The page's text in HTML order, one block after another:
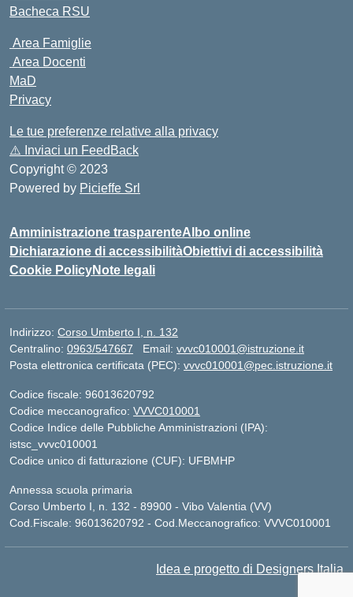
Bacheca RSU
Area Famiglie
Area Docenti
MaD
Privacy
Le tue preferenze relative alla privacy
⚠️ Inviaci un FeedBack
Copyright © 2023
Powered by Picieffe Srl
Amministrazione trasparenteAlbo online
Dichiarazione di accessibilitàObiettivi di accessibilità
Cookie PolicyNote legali
Indirizzo: Corso Umberto I, n. 132
Centralino: 0963/547667 Email: vvvc010001@istruzione.it
Posta elettronica certificata (PEC): vvvc010001@pec.istruzione.it
Codice fiscale: 96013620792
Codice meccanografico: VVVC010001
Codice Indice delle Pubbliche Amministrazioni (IPA):
istsc_vvvc010001
Codice unico di fatturazione (CUF): UFBMHP
Annessa scuola primaria
Corso Umberto I, n. 132 - 89900 - Vibo Valentia (VV)
Cod.Fiscale: 96013620792 - Cod.Meccanografico: VVVC010001
Idea e progetto di Designers Italia